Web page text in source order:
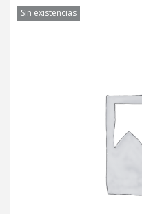
Sin existencias